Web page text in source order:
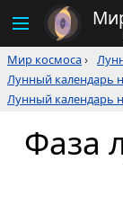
Мир космоса›
Лунный календарь
Лунный календарь
Фаза